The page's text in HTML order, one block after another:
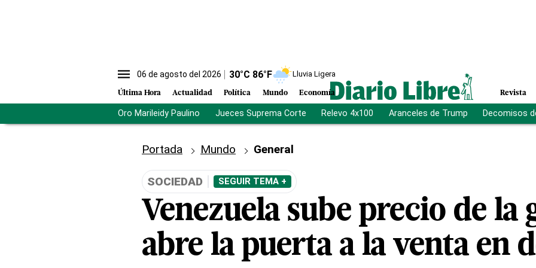
06 de agosto del 2026 30°C 86°F Lluvia Ligera
Última Hora Actualidad Política Mundo Economía Revista
Oro Marileidy Paulino Jueces Suprema Corte Relevo 4x100 Aranceles de Trump Decomisos
Portada Mundo General
SOCIEDAD SEGUIR TEMA +
Venezuela sube precio de la
abre la puerta a la venta en